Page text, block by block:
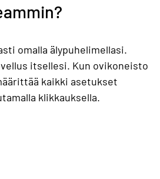
omalla älypuhelimellasi.
itsellesi. Kun ovikoneisto
kaikki asetukset
klikkauksella.